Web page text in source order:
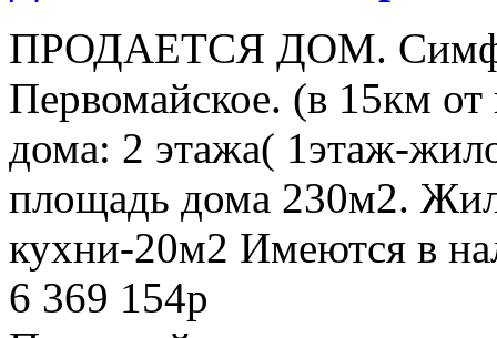
ПРОДАЕТСЯ ДОМ.
Первомайское. (в 15км
дома: 2 этажа( 1этаж-
площадь дома 230м2.
кухни-20м2 Имеются в
6 369 154p